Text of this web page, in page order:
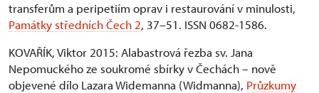
transferům a peripetiím oprav i restaurování v minulosti,
Památky středních Čech 2, 37–51. ISSN 0682-1586.
KOVAŘÍK, Viktor 2015: Alabastrová řezba sv. Jana
Nepomuckého ze soukromé sbírky v Čechách – nově
objevené dílo Lazara Widemanna (Widmanna), Průzkumy